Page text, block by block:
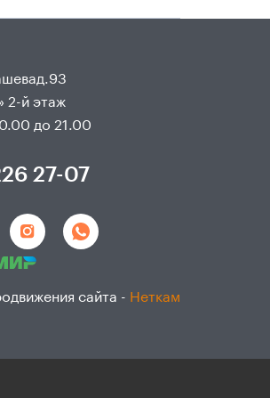
2-й этаж
до 21.00
27-07
сайта - Неткам